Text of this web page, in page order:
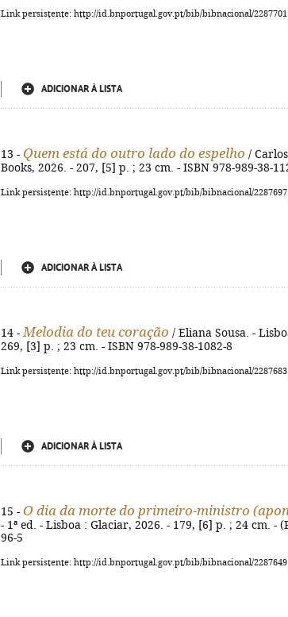
Link persistente: http://id.bnportugal.gov.pt/bib/bibnacional/2287701
ADICIONAR À LISTA
13 - Quem está do outro lado do espelho /
Books, 2026. - 207, [5] p. ; 23 cm. - ISBN 978-989-38-
Link persistente: http://id.bnportugal.gov.pt/bib/bibnacional/2287697
ADICIONAR À LISTA
14 - Melodia do teu coração / Eliana Sousa. -
269, [3] p. ; 23 cm. - ISBN 978-989-38-1082-8
Link persistente: http://id.bnportugal.gov.pt/bib/bibnacional/2287683
ADICIONAR À LISTA
15 - O dia da morte do primeiro-ministro
- 1ª ed. - Lisboa : Glaciar, 2026. - 179, [6] p. ; 24 cm. -
96-5
Link persistente: http://id.bnportugal.gov.pt/bib/bibnacional/2287649